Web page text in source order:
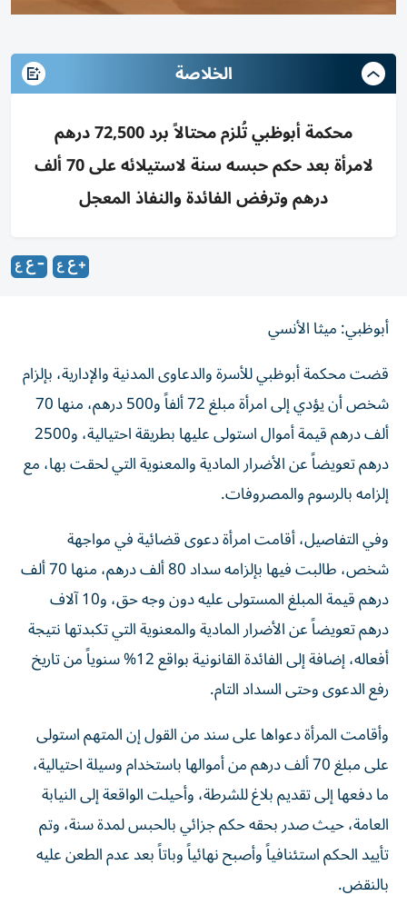
الخلاصة
محكمة أبوظبي تُلزم محتالاً برد 72,500 درهم
لامرأة بعد حكم حبسه سنة لاستيلائه على 70 ألف
درهم وترفض الفائدة والنفاذ المعجل
أبوظبي: ميثا الأنسي
قضت محكمة أبوظبي للأسرة والدعاوى المدنية والإدارية، بإلزام
شخص أن يؤدي إلى امرأة مبلغ 72 ألفاً و500 درهم، منها 70
ألف درهم قيمة أموال استولى عليها بطريقة احتيالية، و2500
درهم تعويضاً عن الأضرار المادية والمعنوية التي لحقت بها، مع
إلزامه بالرسوم والمصروفات.
وفي التفاصيل، أقامت امرأة دعوى قضائية في مواجهة
شخص، طالبت فيها بإلزامه سداد 80 ألف درهم، منها 70 ألف
درهم قيمة المبلغ المستولى عليه دون وجه حق، و10 آلاف
درهم تعويضاً عن الأضرار المادية والمعنوية التي تكبدتها نتيجة
أفعاله، إضافة إلى الفائدة القانونية بواقع 12% سنوياً من تاريخ
رفع الدعوى وحتى السداد التام.
وأقامت المرأة دعواها على سند من القول إن المتهم استولى
على مبلغ 70 ألف درهم من أموالها باستخدام وسيلة احتيالية،
ما دفعها إلى تقديم بلاغ للشرطة، وأحيلت الواقعة إلى النيابة
العامة، حيث صدر بحقه حكم جزائي بالحبس لمدة سنة، وتم
تأييد الحكم استئنافياً وأصبح نهائياً وباتاً بعد عدم الطعن عليه
بالنقض.